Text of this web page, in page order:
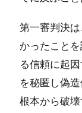
第一審判決
かったこと
る信頼に起
を秘匿し偽
根本から破